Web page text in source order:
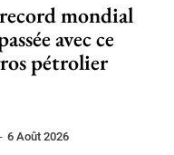
mondial
avec ce
pétrolier
- 6 Août 2026